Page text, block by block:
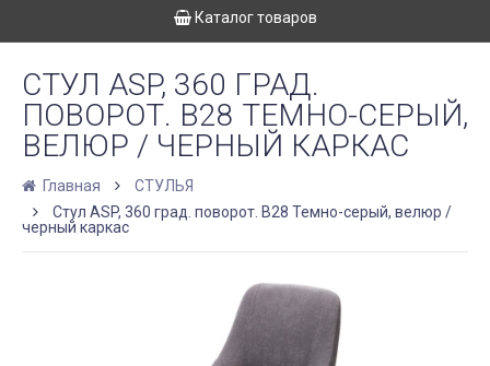
Каталог товаров
СТУЛ ASP, 360 ГРАД.
ПОВОРОТ. B28 ТЕМНО-СЕРЫЙ,
ВЕЛЮР / ЧЕРНЫЙ КАРКАС
Главная
СТУЛЬЯ
Стул ASP, 360 град. поворот. B28 Темно-серый, велюр /
черный каркас